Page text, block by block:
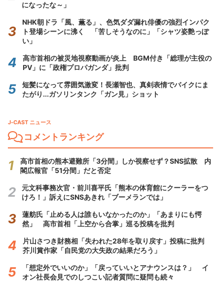
になったな～」
NHK朝ドラ「風、薫る」、色気ダダ漏れ俳優の強烈インパク
ト登場シーンに沸く 「苦しそうなのに」「シャツ姿艶っぽ
い」
高市首相の被災地視察動画が炎上 BGM付き「総理が主役の
PV」に「政権プロパガンダ」批判
短髪になって雰囲気激変！長瀬智也、真剣表情でバイクにま
たがり...ガソリンタンク「ガン見」ショット
J-CAST ニュース
コメントランキング
高市首相の熊本避難所「3分間」しか視察せず？SNS拡散 内
閣広報官「51分間」だと否定
元文科事務次官・前川喜平氏「熊本の体育館にクーラーをつ
けろ！」訴えにSNSあきれ「ブーメランでは」
蓮舫氏「止める人は誰もいなかったのか」「あまりにも愕
然」 高市首相「上空から合掌」巡る投稿を批判
片山さつき財務相「失われた28年を取り戻す」投稿に批判
芥川賞作家「自民党の大失政の結果だろう」
「想定外でいいのか」「戻っていいとアナウンスは？」 イ
オン社長会見でのしつこい記者質問に疑問も続々